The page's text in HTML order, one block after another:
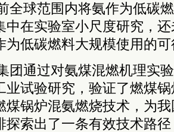
全球范围内将氨作为低碳
中在实验室小尺度研究，
为低碳燃料大规模使用的
团通过对氨煤混燃机理实
业试验研究，验证了燃煤
煤锅炉混氨燃烧技术，为
探索出了一条有效技术路